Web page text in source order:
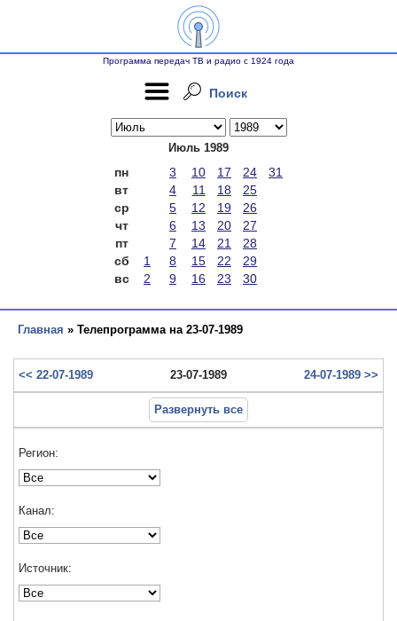
Программа передач ТВ и радио с 1924 года
Поиск
Июль 1989
пн 3 10 17 24
31
вт
4 11 18
25
ср
5 12 19
26
чт
6 13 20
27
пт
7 14 21
28
сб
1 8 15 22
29
вс
2 9 16 23 30
Главная » Телепрограмма на 23-07-1989
<< 22-07-1989 23-07-1989 24-07-1989 >>
Развернуть все
Регион:
Канал:
Источник: